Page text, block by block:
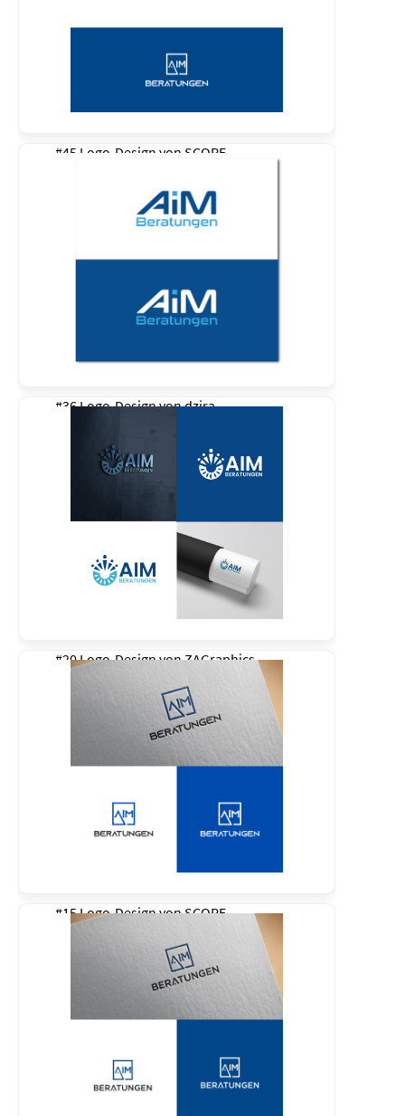
#45 Logo-Design von SCOPE
#36 Logo-Design vondzira
#20 Logo-Design vonZAGraphics
#15 Logo-Design vonSCOPE